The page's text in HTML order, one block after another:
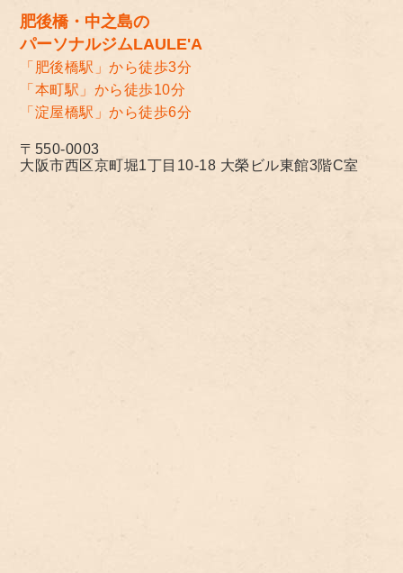
肥後橋・中之島の
パーソナルジムLAULE'A
「肥後橋駅」から徒歩3分
「本町駅」から徒歩10分
「淀屋橋駅」から徒歩6分
〒550-0003
大阪市西区京町堀1丁目10-18 大榮ビル東館3階C室